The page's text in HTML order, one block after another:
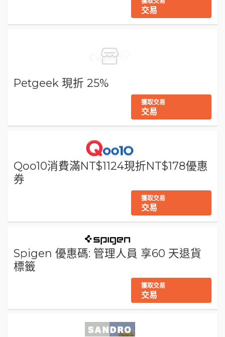
交易
Petgeek 現折 25%
獲取交易
交易
Qoo10消費滿NT$1124現折NT$178優惠
券
獲取交易
交易
Spigen 優惠碼: 管理人員 享60 天退貨
標籤
獲取交易
交易